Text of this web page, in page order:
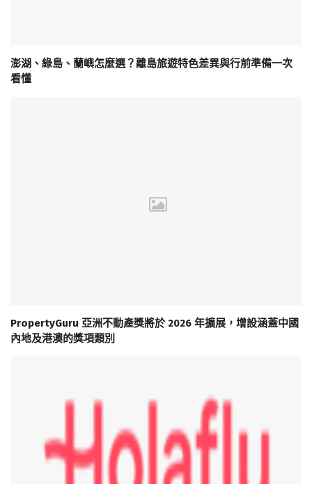
澎湖、綠島、蘭嶼怎麼選？離島旅遊特色差異與行前準備一次
看懂
PropertyGuru 亞洲不動產獎將於 2026 年擴展，增設涵蓋中國
內地及港澳的獎項類別